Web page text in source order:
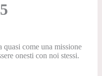
quasi come una missione
onesti con noi stessi.